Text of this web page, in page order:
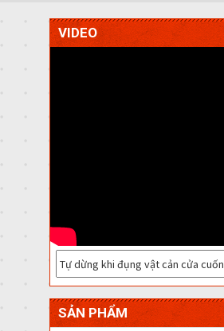
VIDEO
SẢN PHẨM